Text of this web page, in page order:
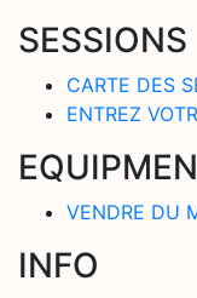
SESSIONS
CARTE DES
ENTREZ
VENDRE DU
INFO